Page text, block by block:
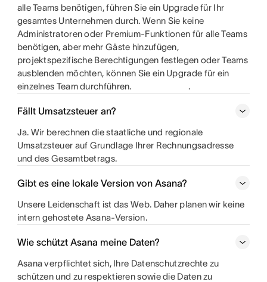
alle Teams benötigen, führen Sie ein Upgrade für Ihr
gesamtes Unternehmen durch. Wenn Sie keine
Administratoren oder Premium-Funktionen für alle Teams
benötigen, aber mehr Gäste hinzufügen,
projektspezifische Berechtigungen festlegen oder Teams
ausblenden möchten, können Sie ein Upgrade für ein
einzelnes Team durchführen.
.
Fällt Umsatzsteuer an?
Ja. Wir berechnen die staatliche und regionale
Umsatzsteuer auf Grundlage Ihrer Rechnungsadresse
und des Gesamtbetrags.
Gibt es eine lokale Version von Asana?
Unsere Leidenschaft ist das Web. Daher planen wir keine
intern gehostete Asana-Version.
Wie schützt Asana meine Daten?
Asana verpflichtet sich, Ihre Datenschutzrechte zu
schützen und zu respektieren sowie die Daten zu